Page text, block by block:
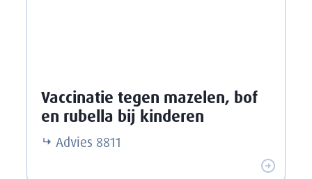
Vaccinatie tegen mazelen, bof
en rubella bij kinderen
Advies 8811